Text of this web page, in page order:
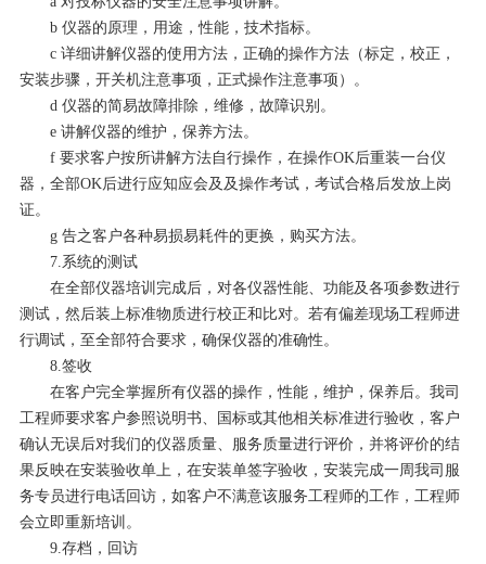
b 仪器的原理，用途，性能，技术指标。
c 详细讲解仪器的使用方法，正确的操作方法（标定，校正，
安装步骤，开关机注意事项，正式操作注意事项）。
d 仪器的简易故障排除，维修，故障识别。
e 讲解仪器的维护，保养方法。
f 要求客户按所讲解方法自行操作，在操作OK后重装一台仪
器，全部OK后进行应知应会及及操作考试，考试合格后发放上岗
证。
g 告之客户各种易损易耗件的更换，购买方法。
7.系统的测试
在全部仪器培训完成后，对各仪器性能、功能及各项参数进行
测试，然后装上标准物质进行校正和比对。若有偏差现场工程师进
行调试，至全部符合要求，确保仪器的准确性。
8.签收
在客户完全掌握所有仪器的操作，性能，维护，保养后。我司
工程师要求客户参照说明书、国标或其他相关标准进行验收，客户
确认无误后对我们的仪器质量、服务质量进行评价，并将评价的结
果反映在安装验收单上，在安装单签字验收，安装完成一周我司服
务专员进行电话回访，如客户不满意该服务工程师的工作，工程师
会立即重新培训。
9.存档，回访